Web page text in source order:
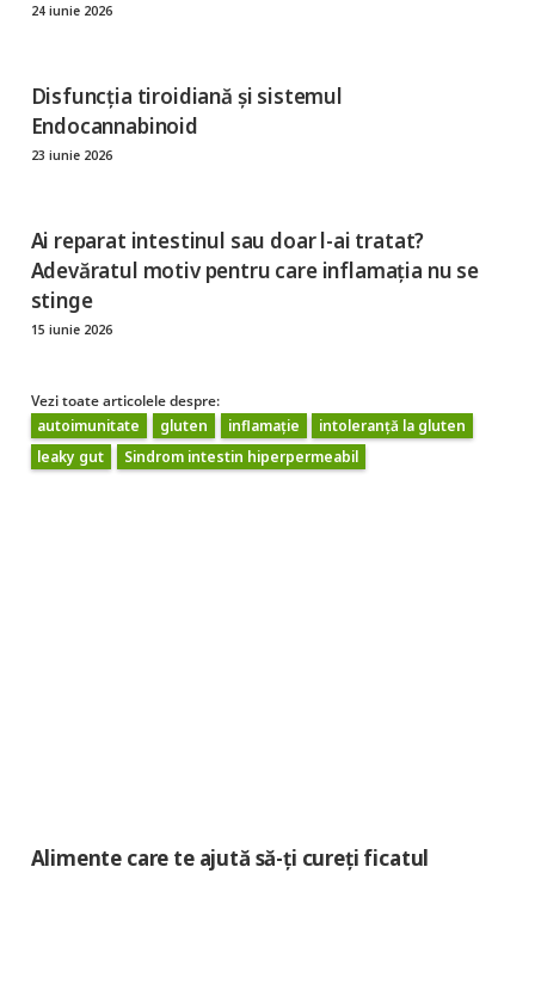
24 iunie 2026
Disfuncția tiroidiană și sistemul
Endocannabinoid
23 iunie 2026
Ai reparat intestinul sau doar l-ai tratat?
Adevăratul motiv pentru care inflamația nu se
stinge
15 iunie 2026
Vezi toate articolele despre:
autoimunitate
gluten inflamație
intoleranță la gluten
leaky gut
Sindrom intestin hiperpermeabil
Alimente care te ajută să-ți cureți ficatul